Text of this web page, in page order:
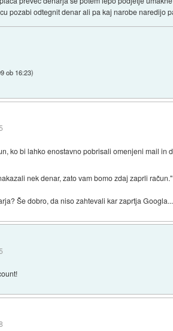
pozabi odtegnit denar ali pa kaj narobe naredijo
ob 16:23)
ko bi lahko enostavno pobrisali omenjeni mail in
nek denar, zato vam bomo zdaj zaprli račun."
Še dobro, da niso zahtevali kar zaprtja Googla...